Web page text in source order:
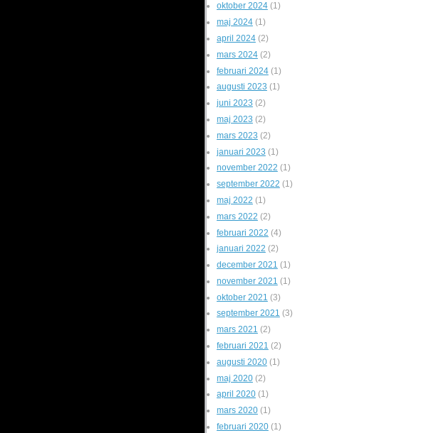
oktober 2024(1)
maj 2024(1)
april 2024(2)
mars 2024(2)
februari 2024(1)
augusti 2023 (1)
juni 2023 (2)
maj 2023 (2)
mars 2023 (2)
januari 2023 (1)
november 2022 (1)
september 2022 (1)
maj 2022 (1)
mars 2022 (2)
februari 2022 (4)
januari 2022 (2)
december 2021 (1)
november 2021 (1)
oktober 2021 (3)
september 2021 (3)
mars 2021 (2)
februari 2021 (2)
augusti 2020(1)
maj 2020(2)
april 2020(1)
mars 2020(1)
februari 2020(1)